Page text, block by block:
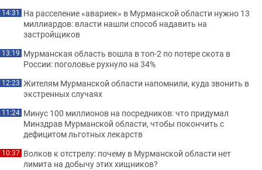
14:31 На расселение «авариек» в Мурманской области нужно 13
миллиардов: власти нашли способ надавить на
застройщиков
13:19 Мурманская область вошла в топ-2 по потере скота в
России: поголовье рухнуло на 34%
12:23 Жителям Мурманской области напомнили, куда звонить в
экстренных случаях
11:24 Минус 100 миллионов на посредников: что придумал
Минздрав Мурманской области, чтобы покончить с
дефицитом льготных лекарств
10:37 Волков к отстрелу: почему в Мурманской области нет
лимита на добычу этих хищников?